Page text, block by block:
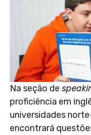
Na seção de
proficiência em
universidades
encontrará